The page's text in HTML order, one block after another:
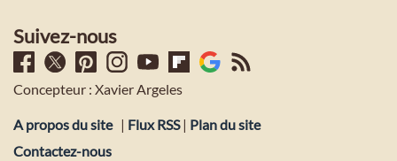
Suivez-nous
Concepteur : Xavier Argeles
A propos du site | Flux RSS| Plan du site
Contactez-nous